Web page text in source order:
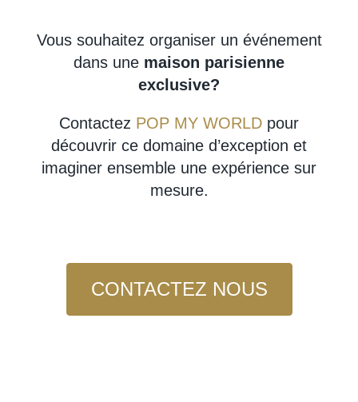
Vous souhaitez organiser un événement
dans une maison parisienne
exclusive?
Contactez POP MY WORLD pour
découvrir ce domaine d’exception et
imaginer ensemble une expérience sur
mesure.
CONTACTEZ NOUS